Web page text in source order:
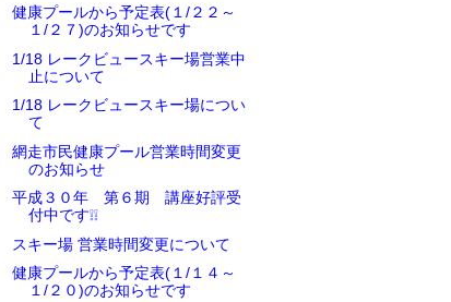
健康プールから予定表(１/２２～
１/２７)のお知らせです
1/18 レークビュースキー場営業中
止について
1/18 レークビュースキー場につい
て
網走市民健康プール営業時間変更
のお知らせ
平成３０年 第６期 講座好評受
付中です❕❕
スキー場 営業時間変更について
健康プールから予定表(１/１４～
１/２０)のお知らせです